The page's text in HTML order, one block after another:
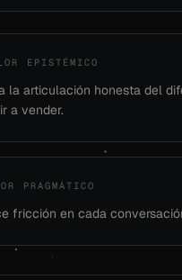
EPISTÉMICO
la articulación honesta del
a vender.
PRAGMÁTICO
fricción en cada